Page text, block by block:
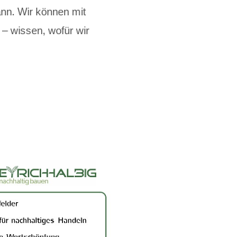
Wir können mit
wissen, wofür wir